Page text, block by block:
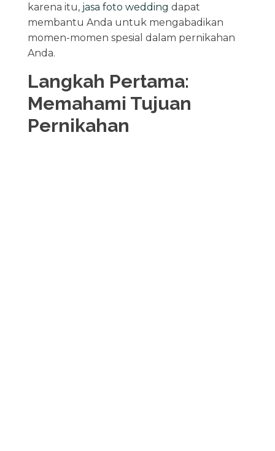
karena itu, jasa foto wedding dapat
membantu Anda untuk mengabadikan
momen-momen spesial dalam pernikahan
Anda.
Langkah Pertama:
Memahami Tujuan
Pernikahan